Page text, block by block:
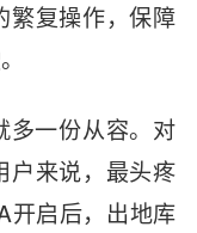
繁复操作，保障
多一份从容。对
户来说，最头疼
开启后，出地库